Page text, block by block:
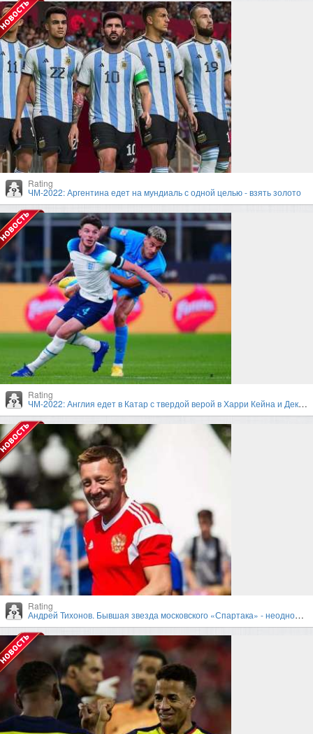
Rating
ЧМ-2022: Аргентина едет на мундиаль с одной целью - взять золото
Rating
ЧМ-2022: Англия едет в Катар с твердой верой в Харри Кейна и Деклана Райса
Rating
Андрей Тихонов. Бывшая звезда московского «Спартака» - неоднозначный тренер